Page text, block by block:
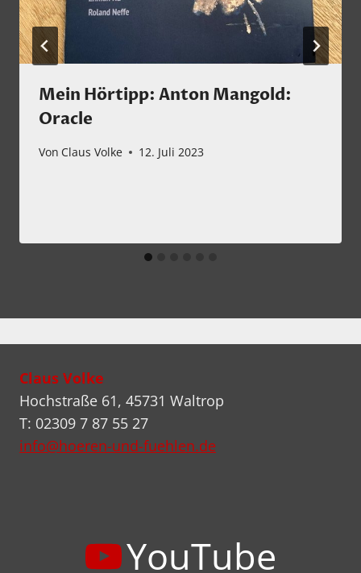
Mein Hörtipp: Anton Mangold:
Oracle
Von Claus Volke 12. Juli 2023
Claus Volke
Hochstraße 61, 45731 Waltrop
T: 02309 7 87 55 27
info@hoeren-und-fuehlen.de
YouTube